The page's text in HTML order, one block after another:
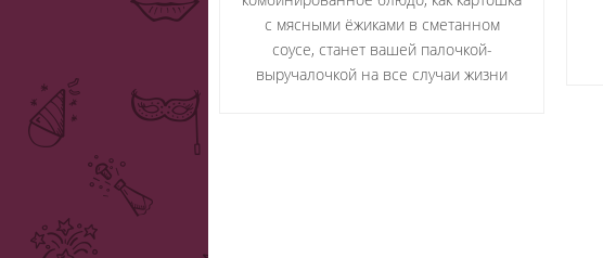
с мясными ёжиками в сметанном
соусе, станет вашей палочкой-
выручалочкой на все случаи жизни